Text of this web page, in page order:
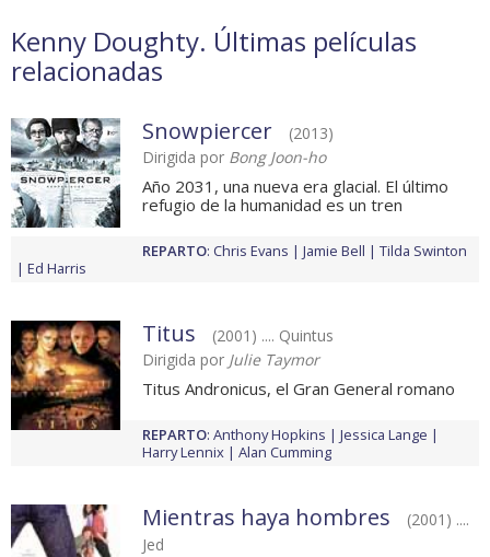
Kenny Doughty. Últimas películas
relacionadas
Snowpiercer
(2013)
Dirigida por Bong Joon-ho
Año 2031, una nueva era glacial. El último
refugio de la humanidad es un tren
REPARTO: Chris Evans Jamie Bell
Tilda Swinton
Ed Harris
Titus
(2001) .... Quintus
Dirigida por Julie Taymor
Titus Andronicus, el Gran General romano
REPARTO: Anthony Hopkins
Jessica Lange
Harry Lennix
Alan Cumming
Mientras haya hombres
(2001) ....
Jed